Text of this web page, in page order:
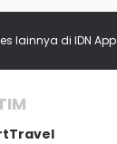
lainnya di IDN App
Travel